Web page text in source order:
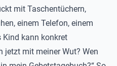
mit Taschentüchern,
einem Telefon, einem
Kind kann konkret
jetzt mit meiner Wut? Wen